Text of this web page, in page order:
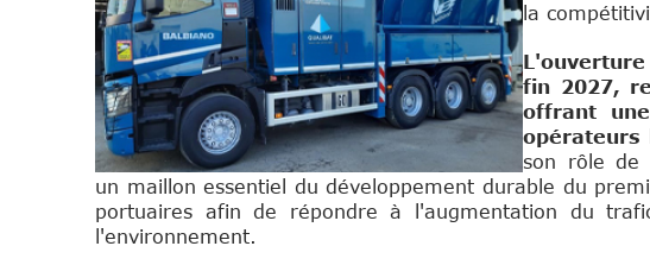
la
fin 2027,
offrant
opérateurs
son rôle de
un maillon essentiel du développement durable du
portuaires afin de répondre à l'augmentation du
l'environnement.